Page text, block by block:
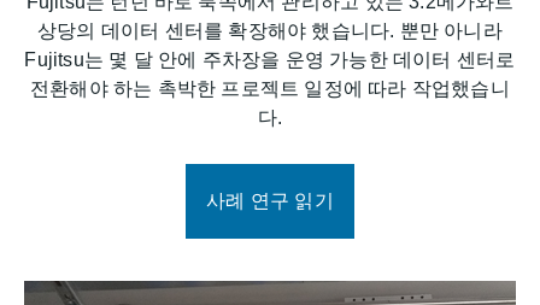
상당의 데이터 센터를 확장해야 했습니다. 뿐만 아니라
Fujitsu는 몇 달 안에 주차장을 운영 가능한 데이터 센터로
전환해야 하는 촉박한 프로젝트 일정에 따라 작업했습니
다.
사례 연구 읽기